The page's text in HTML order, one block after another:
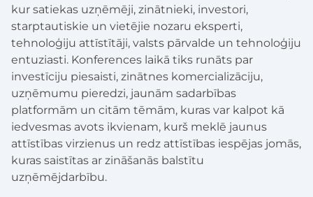
kur satiekas uzņēmēji, zinātnieki, investori,
starptautiskie un vietējie nozaru eksperti,
tehnoloģiju attīstītāji, valsts pārvalde un tehnoloģiju
entuziasti. Konferences laikā tiks runāts par
investīciju piesaisti, zinātnes komercializāciju,
uzņēmumu pieredzi, jaunām sadarbības
platformām un citām tēmām, kuras var kalpot kā
iedvesmas avots ikvienam, kurš meklē jaunus
attīstības virzienus un redz attīstības iespējas jomās,
kuras saistītas ar zināšanās balstītu
uzņēmējdarbību.